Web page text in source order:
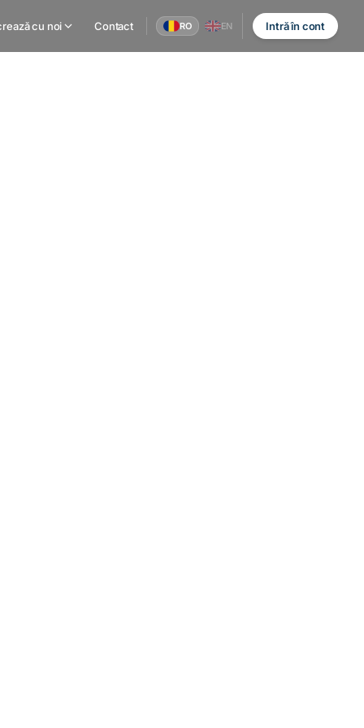
cu noi Contact RO EN Intră în cont